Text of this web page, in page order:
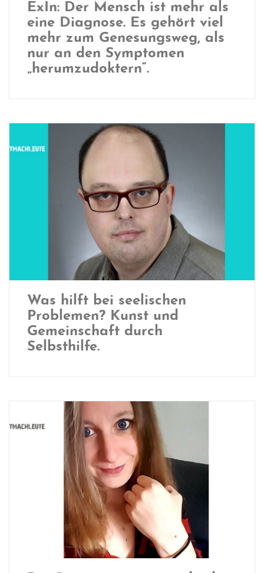
ExIn: Der Mensch ist mehr als
eine Diagnose. Es gehört viel
mehr zum Genesungsweg, als
nur an den Symptomen
„herumzudoktern“.
Was hilft bei seelischen
Problemen? Kunst und
Gemeinschaft durch
Selbsthilfe.